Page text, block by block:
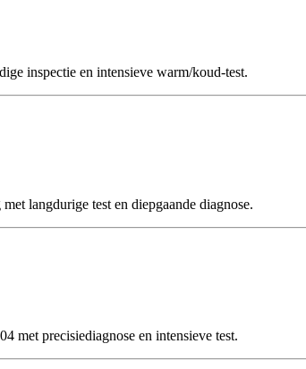
inspectie en intensieve warm/koud-test.
langdurige test en diepgaande diagnose.
met precisiediagnose en intensieve test.